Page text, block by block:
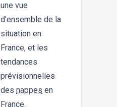
une vue
d’ensemble de la
situation en
France, et les
tendances
prévisionnelles
des nappes en
France.